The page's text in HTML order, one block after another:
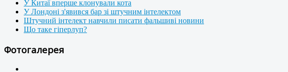
У Китаї вперше клонували кота
У Лондоні з'явився бар зі штучним інтелектом
Штучний інтелект навчили писати фальшиві новини
Що таке гіперлуп?
Фотогалерея